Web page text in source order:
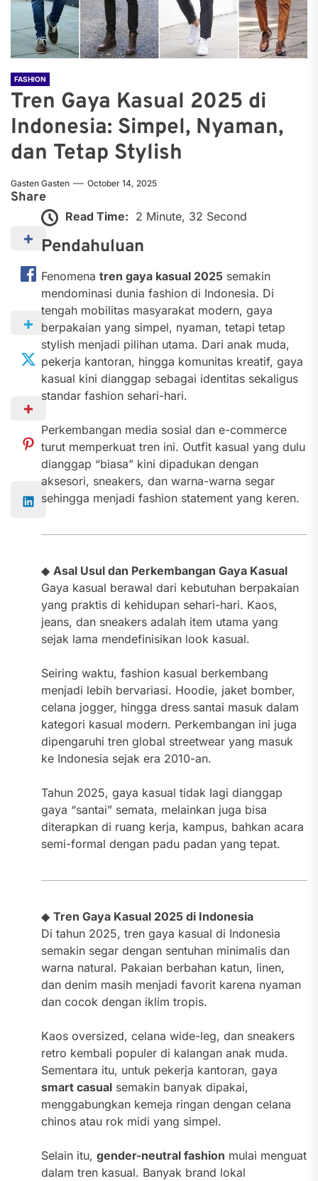
FASHION
Tren Gaya Kasual 2025 di
Indonesia: Simpel, Nyaman,
dan Tetap Stylish
Gasten Gasten October 14, 2025
Share
Read Time: 2 Minute, 32 Second
Pendahuluan
Fenomena tren gaya kasual 2025semakin
mendominasi dunia fashion di Indonesia. Di
tengah mobilitas masyarakat modern, gaya
berpakaian yang simpel, nyaman, tetapi tetap
stylish menjadi pilihan utama. Dari anak muda,
pekerja kantoran, hingga komunitas kreatif, gaya
kasual kini dianggap sebagai identitas sekaligus
standar fashion sehari-hari.
Perkembangan media sosial dan e-commerce
turut memperkuat tren ini. Outfit kasual yang dulu
dianggap “biasa” kini dipadukan dengan
aksesori, sneakers, dan warna-warna segar
sehingga menjadi fashion statement yang keren.
◆ Asal Usul dan Perkembangan Gaya Kasual
Gaya kasual berawal dari kebutuhan berpakaian
yang praktis di kehidupan sehari-hari. Kaos,
jeans, dan sneakers adalah item utama yang
sejak lama mendefinisikan look kasual.
Seiring waktu, fashion kasual berkembang
menjadi lebih bervariasi. Hoodie, jaket bomber,
celana jogger, hingga dress santai masuk dalam
kategori kasual modern. Perkembangan ini juga
dipengaruhi tren global streetwear yang masuk
ke Indonesia sejak era 2010-an.
Tahun 2025, gaya kasual tidak lagi dianggap
gaya “santai” semata, melainkan juga bisa
diterapkan di ruang kerja, kampus, bahkan acara
semi-formal dengan padu padan yang tepat.
◆ Tren Gaya Kasual 2025 di Indonesia
Di tahun 2025, tren gaya kasual di Indonesia
semakin segar dengan sentuhan minimalis dan
warna natural. Pakaian berbahan katun, linen,
dan denim masih menjadi favorit karena nyaman
dan cocok dengan iklim tropis.
Kaos oversized, celana wide-leg, dan sneakers
retro kembali populer di kalangan anak muda.
Sementara itu, untuk pekerja kantoran, gaya
smart casualsemakin banyak dipakai,
menggabungkan kemeja ringan dengan celana
chinos atau rok midi yang simpel.
Selain itu, gender-neutral fashion mulai menguat
dalam tren kasual. Banyak brand lokal